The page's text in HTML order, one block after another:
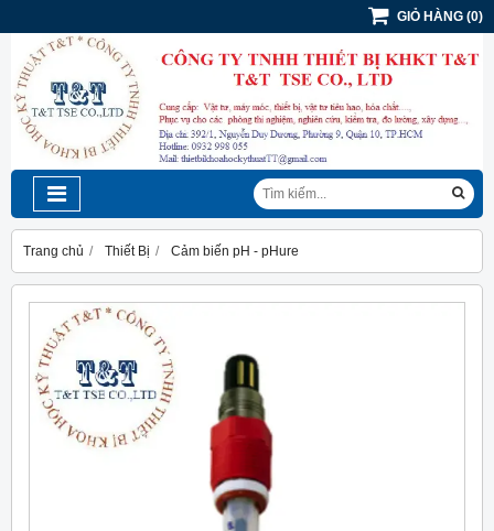
GIỎ HÀNG (0)
Trang chủ Thiết Bị Cảm biến pH - pHure